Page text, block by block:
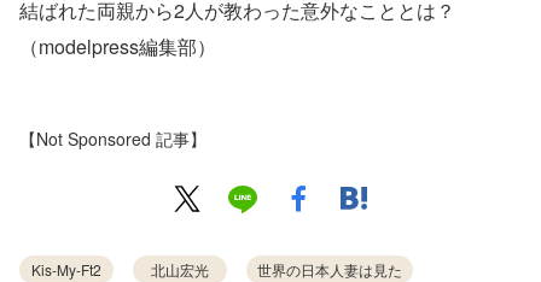
結ばれた両親から2人が教わった意外なこととは？
（modelpress編集部）
【Not Sponsored 記事】
Kis-My-Ft2 北山宏光 世界の日本人妻は見た